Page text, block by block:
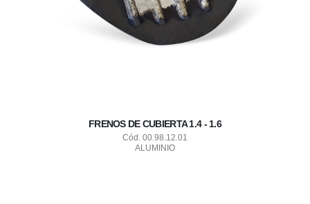
FRENOS DE CUBIERTA 1.4 - 1.6
Cód. 00.98.12.01
ALUMINIO